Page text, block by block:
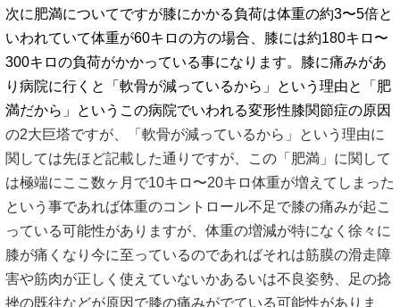
次に肥満についてですが膝にかかる負荷は体重の約3〜5倍と
いわれていて体重が60キロの方の場合、膝には約180キロ〜
300キロの負荷がかかっている事になります。膝に痛みがあ
り病院に行くと「軟骨が減っているから」という理由と「肥
満だから」というこの病院でいわれる変形性膝関節症の原因
の2大巨塔ですが、「軟骨が減っているから」という理由に
関しては先ほど記載した通りですが、この「肥満」に関して
は極端にここ数ヶ月で10キロ〜20キロ体重が増えてしまった
という事であれば体重のコントロール不足で膝の痛みが起こ
っている可能性がありますが、体重の増減が特になく徐々に
膝が痛くなり今に至っているのであればそれは筋膜の滑走障
害や筋肉が正しく使えていないかあるいは不良姿勢、足の捻
挫の既往などが原因で膝の痛みがでている可能性がありま